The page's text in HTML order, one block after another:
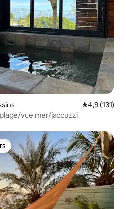
Évaluation
4,9 (131)
vue mer/jaccuzzi